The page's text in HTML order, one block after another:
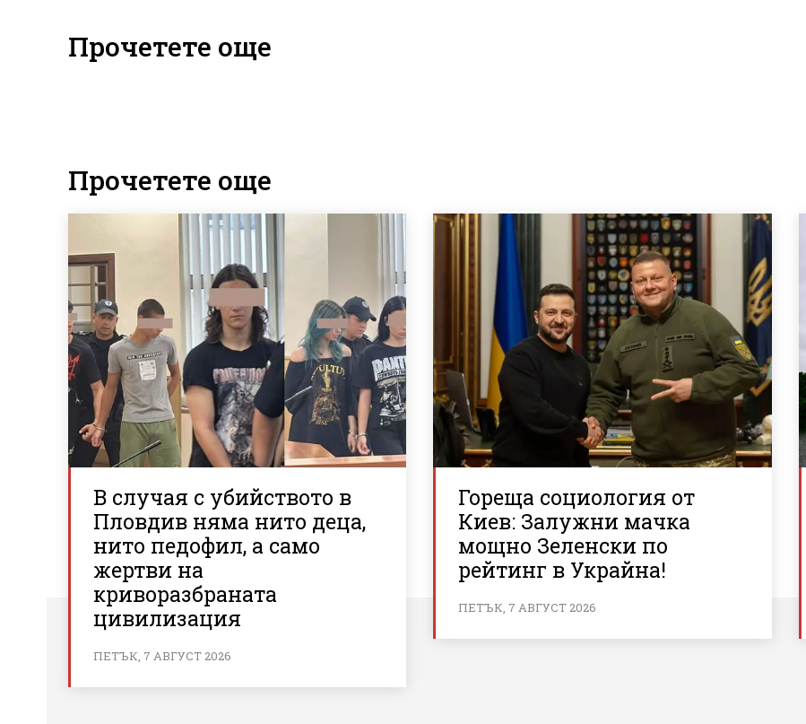
Прочетете още
Прочетете още
В случая с убийството в
Пловдив няма нито деца,
нито педофил, а само
жертви на
криворазбраната
цивилизация
ПЕТЪК, 7 АВГУСТ 2026
Гореща социология от
Киев: Залужни мачка
мощно Зеленски по
рейтинг в Украйна!
ПЕТЪК, 7 АВГУСТ 2026